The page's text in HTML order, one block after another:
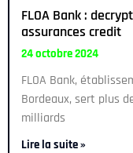
FLOA Bank :
assurances credit
24 octobre 2024
FLOA Bank,
Bordeaux, sert plus
milliards
Lire la suite »